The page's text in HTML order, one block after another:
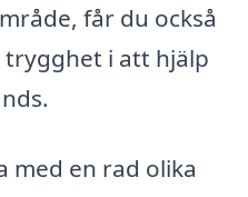
får du också
trygghet i att hjälp
med en rad olika